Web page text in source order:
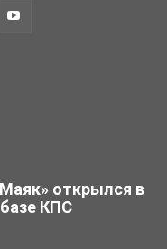
открылся в
КПС